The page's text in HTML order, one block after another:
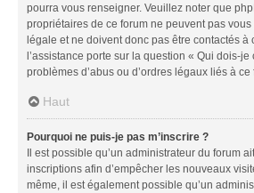
pourra vous renseigner. Veuillez noter que
propriétaires de ce forum ne peuvent pas vous
légale et ne doivent donc pas être contactés à
l’assistance porte sur la question « Qui dois-je
problèmes d’abus ou d’ordres légaux liés à ce
Haut
Pourquoi ne puis-je pas m’inscrire ?
Il est possible qu’un administrateur du forum
inscriptions afin d’empêcher les nouveaux
même, il est également possible qu’un